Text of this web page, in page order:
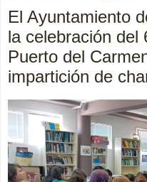
El Ayuntamiento
la celebración del
Puerto del
impartición de